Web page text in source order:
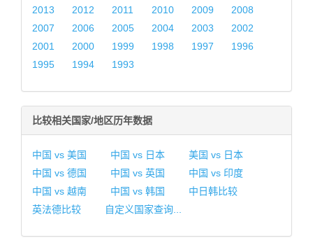
2013 2012 2011 2010 2009
2008
2007
2006 2005 2004 2003
2002
2001
2000 1999 1998 1997
1996
1995
1994 1993
比较相关国家/地区历年数据
中国 vs 美国 中国 vs 日本
美国 vs 日本
中国 vs 德国
中国 vs 英国
中国 vs 印度
中国 vs 越南
中国 vs 韩国
中日韩比较
英法德比较
自定义国家查询...